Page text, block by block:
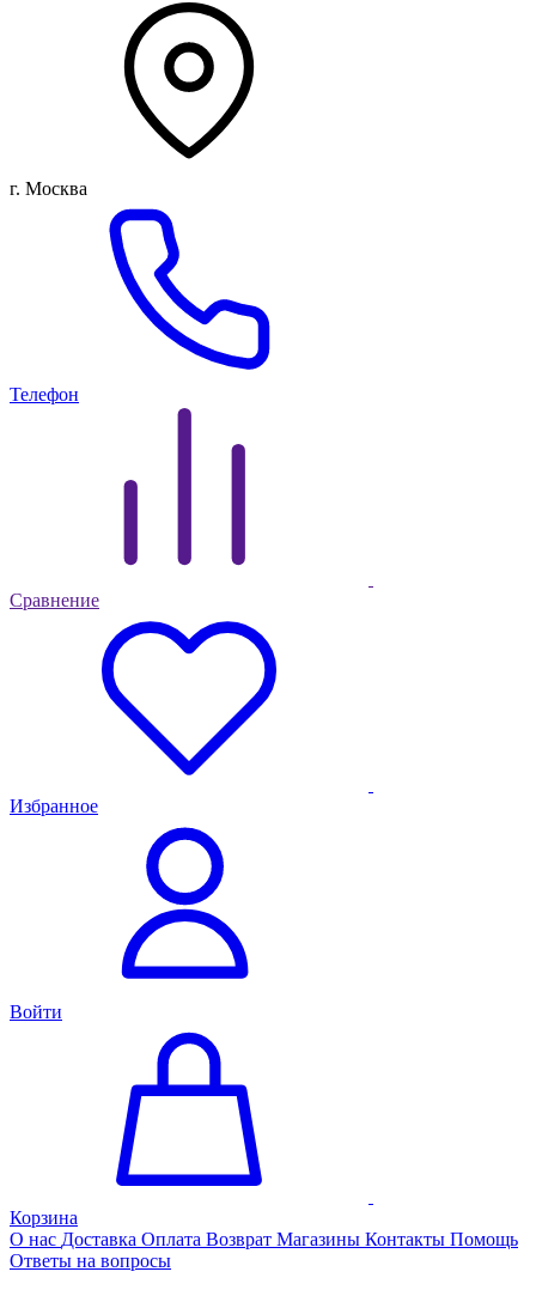
г. Москва
Телефон
Сравнение
Избранное
Войти
Корзина
О нас Доставка Оплата Возврат Магазины Контакты Помощь
Ответы на вопросы